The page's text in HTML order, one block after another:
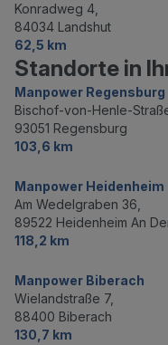
Konradweg 4,
84034 Landshut
62,5 km
Standorte in
Manpower Regensburg
Bischof-von-Henle-
93051 Regensburg
103,6 km
Manpower Heidenheim
Am Wedelgraben 36,
89522 Heidenheim An
118,2 km
Manpower Biberach
Wielandstraße 7,
88400 Biberach
130,7 km